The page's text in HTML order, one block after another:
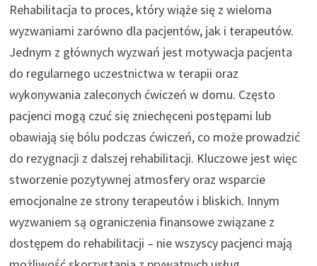
Rehabilitacja to proces, który wiąże się z wieloma
wyzwaniami zarówno dla pacjentów, jak i terapeutów.
Jednym z głównych wyzwań jest motywacja pacjenta
do regularnego uczestnictwa w terapii oraz
wykonywania zaleconych ćwiczeń w domu. Często
pacjenci mogą czuć się zniechęceni postępami lub
obawiają się bólu podczas ćwiczeń, co może prowadzić
do rezygnacji z dalszej rehabilitacji. Kluczowe jest więc
stworzenie pozytywnej atmosfery oraz wsparcie
emocjonalne ze strony terapeutów i bliskich. Innym
wyzwaniem są ograniczenia finansowe związane z
dostępem do rehabilitacji – nie wszyscy pacjenci mają